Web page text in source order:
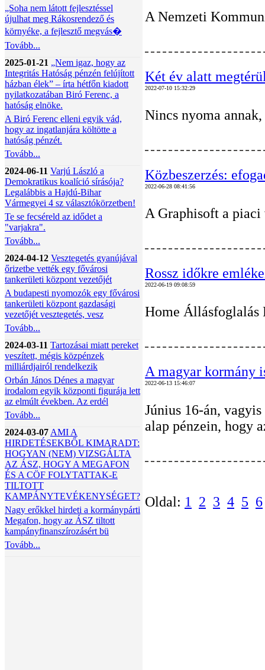
„Soha nem látott fejlesztéssel
újulhat meg Rákosrendező és
környéke, a fejlesztő megvás�
Tovább...
2025-01-21 „Nem igaz, hogy az
Integritás Hatóság pénzén felújított
házban élek” – írta hétfőn kiadott
nyilatkozatában Biró Ferenc, a
hatóság elnöke.
A Biró Ferenc elleni egyik vád,
hogy az ingatlanjára költötte a
hatóság pénzét.
Tovább...
2024-06-11 Varjú László a
Demokratikus koalíció sírásója?
Legalábbis a Hajdú-Bihar
Vármegyei 4 sz választókörzetben!
Te se fecséreld az idődet a
"varjakra".
Tovább...
2024-04-12 Vesztegetés gyanújával
őrizetbe vették egy fővárosi
tankerületi központ vezetőjét
A budapesti nyomozók egy fővárosi
tankerületi központ gazdasági
vezetőjét vesztegetés, vesz
Tovább...
2024-03-11 Tartozásai miatt pereket
veszített, mégis közpénzek
milliárdjairól rendelkezik
Orbán János Dénes a magyar
irodalom egyik központi figurája lett
az elmúlt években. Az erdél
Tovább...
2024-03-07 AMI A
HIRDETÉSEKBŐL KIMARADT:
HOGYAN (NEM) VIZSGÁLTA
AZ ÁSZ, HOGY A MEGAFON
ÉS A CÖF FOLYTATTAK-E
TILTOTT
KAMPÁNYTEVÉKENYSÉGET?
Nagy erőkkel hirdeti a kormánypárti
Megafon, hogy az ÁSZ tiltott
kampányfinanszírozásért bü
Tovább...
A Nemzeti
Két év alatt
2022-07-10 15:32:29
Nincs nyoma
Közbeszerzés:
2022-06-28 08:41:56
A Graphisoft a piaci
Rossz időkre
2022-06-19 09:08:59
Home Állásfoglalás
A magyar kormány
2022-06-13 15:46:07
Június 16-án,
alap pénzein, hogy
Oldal: 1 2 3 4 5 6